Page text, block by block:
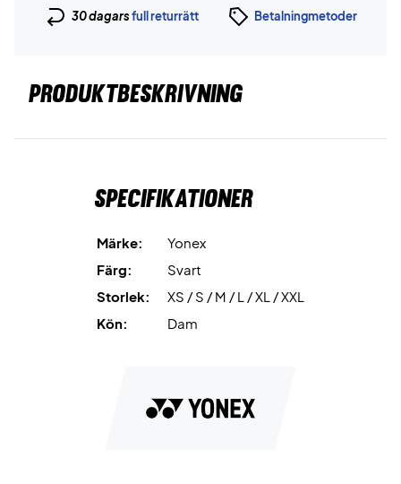
30 dagarsfull returrätt Betalningmetoder
PRODUKTBESKRIVNING
Specifikationer
Märke:
Yonex
Färg:
Svart
Storlek:
XS / S / M / L / XL / XXL
Kön:
Dam